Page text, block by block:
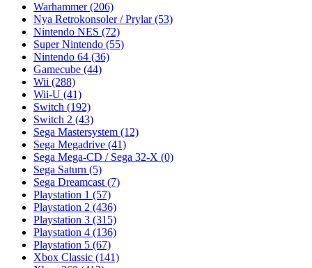
Warhammer(206)
Nya Retrokonsoler / Prylar(53)
Nintendo NES (72)
Super Nintendo (55)
Nintendo 64 (36)
Gamecube (44)
Wii (288)
Wii-U (41)
Switch (192)
Switch 2 (43)
Sega Mastersystem (12)
Sega Megadrive (41)
Sega Mega-CD / Sega 32-X (0)
Sega Saturn (5)
Sega Dreamcast (7)
Playstation 1 (57)
Playstation 2 (436)
Playstation 3 (315)
Playstation 4 (136)
Playstation 5 (67)
Xbox Classic (141)